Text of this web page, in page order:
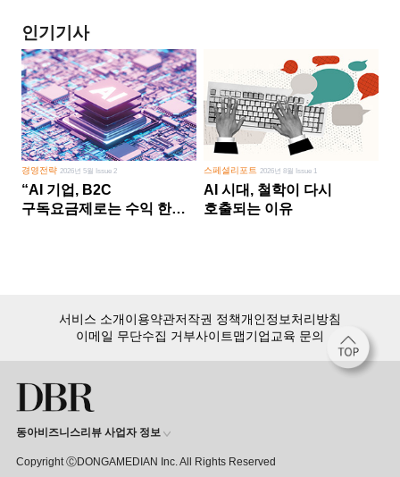
인기기사
경영전략 2026년 5월 Issue 2
“AI 기업, B2C
구독요금제로는 수익 한계
스페셜리포트 2026년 8월 Issue 1
AI 시대, 철학이 다시
호출되는 이유
서비스 소개이용약관저작권 정책개인정보처리방침
이메일 무단수집 거부사이트맵기업교육 문의
동아비즈니스리뷰 사업자 정보
Copyright ⒸDONGAMEDIAN Inc. All Rights Reserved